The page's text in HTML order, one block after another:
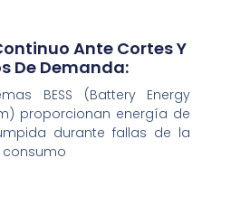
Ante Cortes Y
De Demanda:
BESS (Battery Energy
proporcionan energía de
durante fallas de la